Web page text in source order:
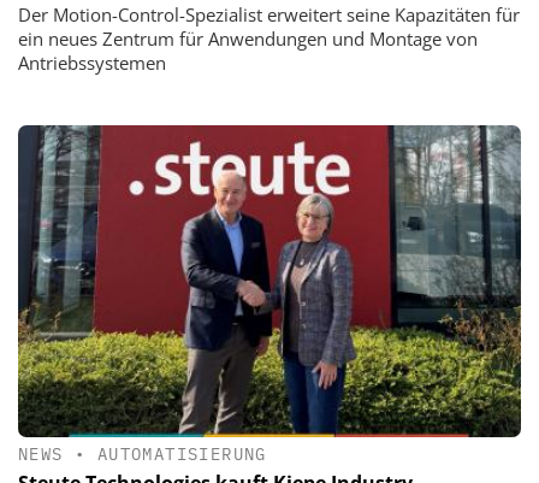
Der Motion-Control-Spezialist erweitert seine Kapazitäten für
ein neues Zentrum für Anwendungen und Montage von
Antriebssystemen
NEWS • AUTOMATISIERUNG